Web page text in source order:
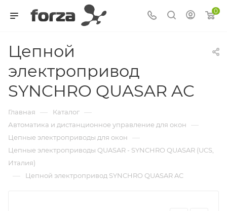
0
Цепной
электропривод
SYNCHRO QUASAR AC
Главная — Каталог —
Автоматика и дистанционное управление для окон —
Цепные электроприводы для окон —
Цепные электроприводы QUASAR - SYNCHRO QUASAR (UCS,
Италия)
— Цепной электропривод SYNCHRO QUASAR AC